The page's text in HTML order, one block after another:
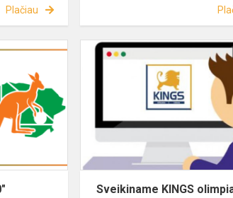
Plačiau
Sveikiname KINGS